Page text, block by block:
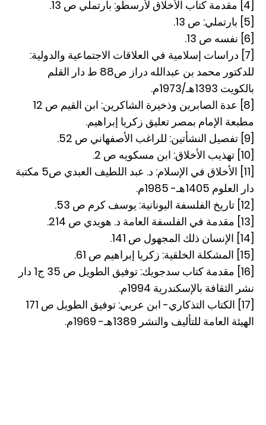
[5] بارتملي: ص 13.
[6] نفسه ص 13.
[7] دراسات إسلامية في العلاقات الاجتماعية والدولية:
للدكتور محمد بن عبدالله دراز ص88 ط دار القلم
بالكويت 1393هـ/1973م.
[8] عدة الصابرين وذخيرة الشاكرين: ابن القيم ص 12
مطبعة الإمام بمصر تعليق زكريا إبراهيم.
[9] تفصيل النشأتين: للراغب الأصفهاني ص 52.
[10] تهذيب الأخلاق: ابن مسكويه ص 2.
[11] الأخلاق في الإسلام: د. عبد اللطيف العبدي ص5 مكتبة
دار العلوم 1405هـ- 1985م.
[12] تاريخ الفلسفة اليونانية: يوسف كرم ص 53.
[13] مقدمة في الفلسفة العامة د. هويدي ص 214.
[14] الإنسان ذلك المجهول ص 141.
[15] المشكلة الخلقية: زكريا إبراهيم ص 61.
[16] مقدمة كتاب سدجويك: توفيق الطويل ص 35 ج1 دار
نشر الثقافة بالإسكندرية 1994م.
[17] الكتاب التذكاري- ابن عربي: توفيق الطويل ص 171
الهيئة العامة للتأليف والنشر 1389هـ- 1969م.